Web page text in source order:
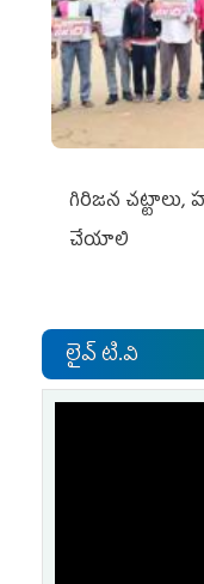
గిరిజన చట్టాలు,
చేయాలి
లైవ్ టి.వి